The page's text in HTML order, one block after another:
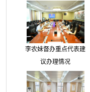
李农妹督办重点代表建
议办理情况